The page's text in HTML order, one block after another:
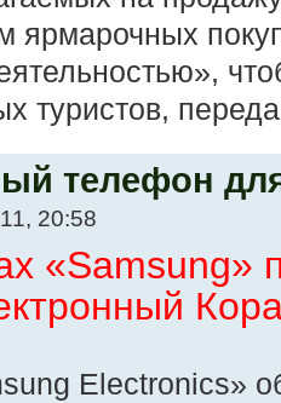
ярмарочных
туристов,
телефон
20:58
«Samsung»
Electronics»